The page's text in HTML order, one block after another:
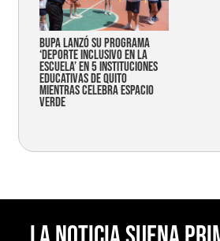
Bupa lanzó su programa
‘Deporte Inclusivo en la
Escuela’ en 5 instituciones
educativas de Quito
mientras celebra espacio
verde